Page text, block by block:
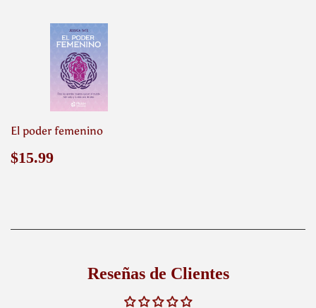
El poder femenino
Precio
$15.99
Reseñas de Clientes